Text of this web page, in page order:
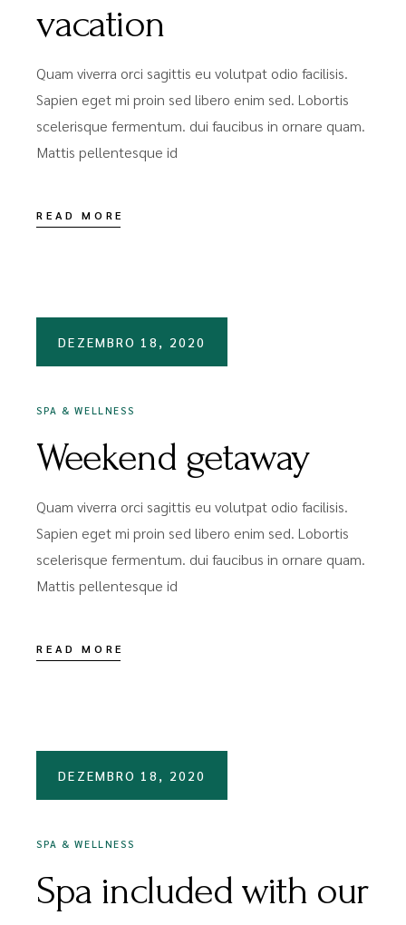
vacation
Quam viverra orci sagittis eu volutpat odio facilisis.
Sapien eget mi proin sed libero enim sed. Lobortis
scelerisque fermentum. dui faucibus in ornare quam.
Mattis pellentesque id
READ MORE
DEZEMBRO 18, 2020
SPA & WELLNESS
Weekend getaway
Quam viverra orci sagittis eu volutpat odio facilisis.
Sapien eget mi proin sed libero enim sed. Lobortis
scelerisque fermentum. dui faucibus in ornare quam.
Mattis pellentesque id
READ MORE
DEZEMBRO 18, 2020
SPA & WELLNESS
Spa included with our